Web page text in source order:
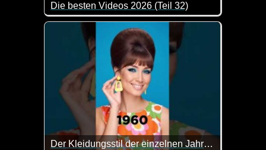
Die besten Videos 2026 (Teil 32)
Eine tolle Zusammenstellung von lustigen
Der Kleidungsstil der einzelnen Jahrzehnte...